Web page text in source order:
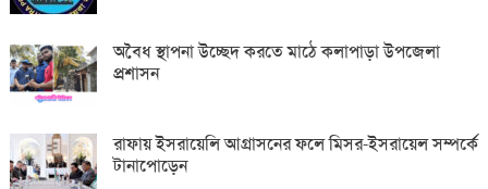
অবৈধ স্থাপনা উচ্ছেদ করতে মাঠে কলাপাড়া উপজেলা
প্রশাসন
রাফায় ইসরায়েলি আগ্রাসনের ফলে মিসর-ইসরায়েল সম্পর্কে
টানাপোড়েন